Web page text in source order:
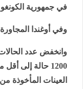
في جمهورية الكونغو
وفي أوغندا المجاورة تم تأكيد
وانخفض عدد
العينات المأخوذة